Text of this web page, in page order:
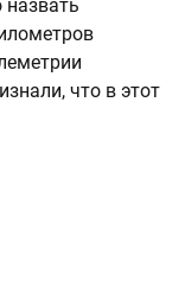
что в этот